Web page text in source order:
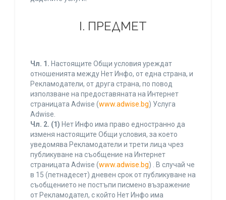
І. ПРЕДМЕТ
Чл. 1. Настоящите Общи условия уреждат
отношенията между Нет Инфо, от една страна, и
Рекламодатели, от друга страна, по повод
използване на предоставяната на Интернет
страницата Adwise (www.adwise.bg) Услуга
Adwise.
Чл. 2. (1) Нет Инфо има право едностранно да
изменя настоящите Общи условия, за което
уведомява Рекламодатели и трети лица чрез
публикуване на съобщение на Интернет
страницата Adwise (www.adwise.bg) . В случай че
в 15 (петнадесет) дневен срок от публикуване на
съобщението не постъпи писмено възражение
от Рекламодател, с който Нет Инфо има